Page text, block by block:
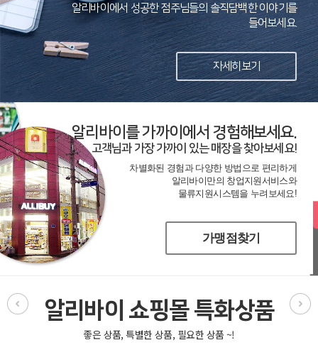
알리바이에서 성공한 점주님들의 솔직담백한 이야기를
들어보세요.
자세히보기
알리바이를 가까이에서 경험해보세요.
고객님과 가장 가까이 있는 매장을 찾아보세요!
차별화된 경험과 다양한 방법으로 편리하게
알리바이만의 창업지원서비스와
물류지원시스템을 누려보세요!
가맹점찾기
알리바이 쇼핑몰 특화상품